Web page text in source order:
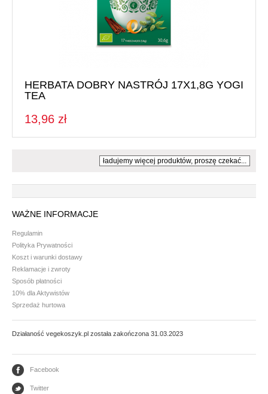
HERBATA DOBRY NASTRÓJ 17X1,8G YOGI
TEA
13,96 zł
ładujemy więcej produktów, proszę czekać...
WAŻNE INFORMACJE
Regulamin
Polityka Prywatności
Koszt i warunki dostawy
Reklamacje i zwroty
Sposób płatności
10% dla Aktywistów
Sprzedaż hurtowa
Działaność vegekoszyk.pl została zakończona 31.03.2023
Facebook
Twitter